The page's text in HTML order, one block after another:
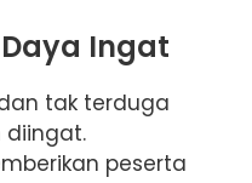
Ingat
tak terduga
diingat.
peserta